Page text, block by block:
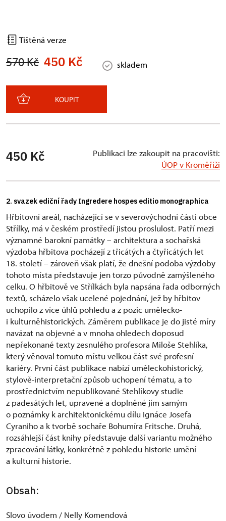
Tištěná verze
570 Kč 450 Kč skladem
KOUPIT
450 Kč
Publikaci lze zakoupit na pracovišti:
ÚOP v Kroměříži
2. svazek ediční řady Ingredere hospes editio monographica
Hřbitovní areál, nacházející se v severovýchodní části obce
Střílky, má v českém prostředí jistou proslulost. Patří mezi
významné barokní památky – architektura a sochařská
výzdoba hřbitova pocházejí z třicátých a čtyřicátých let
18. století – zároveň však platí, že dnešní podoba výzdoby
tohoto místa představuje jen torzo původně zamýšleného
celku. O hřbitově ve Střílkách byla napsána řada odborných
textů, scházelo však ucelené pojednání, jež by hřbitov
uchopilo z více úhlů pohledu a z pozic umělecko-
i kulturněhistorických. Záměrem publikace je do jisté míry
navázat na objevné a v mnoha ohledech doposud
nepřekonané texty zesnulého profesora Miloše Stehlíka,
který věnoval tomuto místu velkou část své profesní
kariéry. První část publikace nabízí uměleckohistorický,
stylově-interpretační způsob uchopení tématu, a to
prostřednictvím nepublikované Stehlíkovy studie
z padesátých let, upravené a doplněné jím samým
o poznámky k architektonickému dílu Ignáce Josefa
Cyraniho a k tvorbě sochaře Bohumíra Fritsche. Druhá,
rozsáhlejší část knihy představuje další variantu možného
zpracování látky, konkrétně z pohledu historie umění
a kulturní historie.
Obsah:
Slovo úvodem / Nelly Komendová